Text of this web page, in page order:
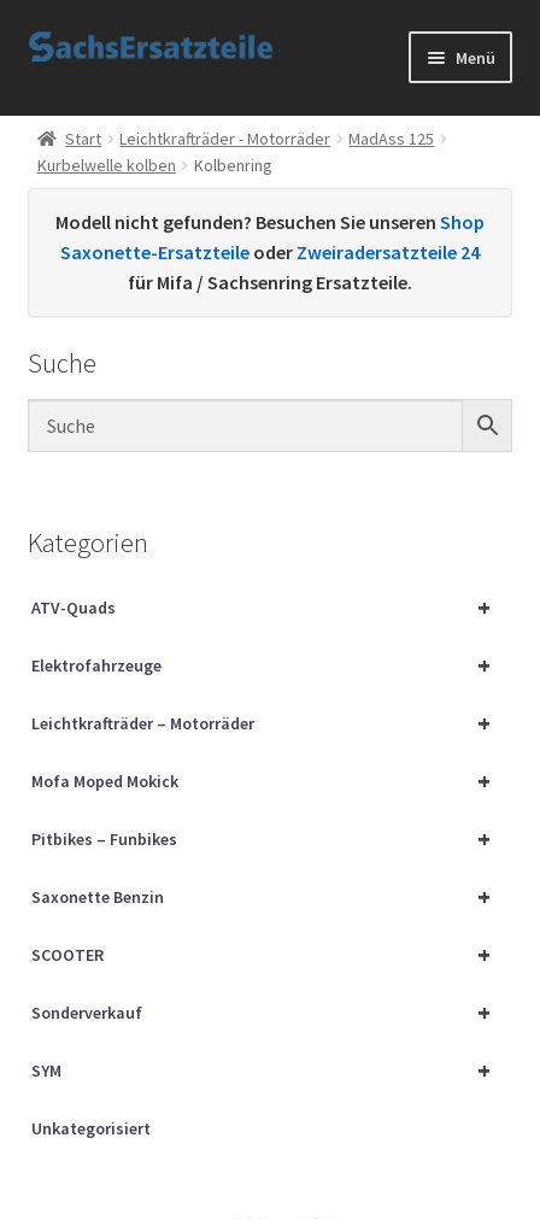
Zur
Zum
Menü
Start
AGB
Datenschutzerklärung
Kontakt
Sachs Ersatzteile
Über uns
Start Leichtkrafträder - Motorräder
MadAss 125
Kurbelwelle kolben
Kolbenring
Modell nicht gefunden? Besuchen Sie unseren Shop
Saxonette-Ersatzteile oder Zweiradersatzteile 24
für Mifa / Sachsenring Ersatzteile.
Suche
Kategorien
+
ATV-Quads
+
Elektrofahrzeuge
+
Leichtkrafträder – Motorräder
+
Mofa Moped Mokick
+
Pitbikes – Funbikes
+
Saxonette Benzin
+
SCOOTER
+
Sonderverkauf
+
SYM
Unkategorisiert